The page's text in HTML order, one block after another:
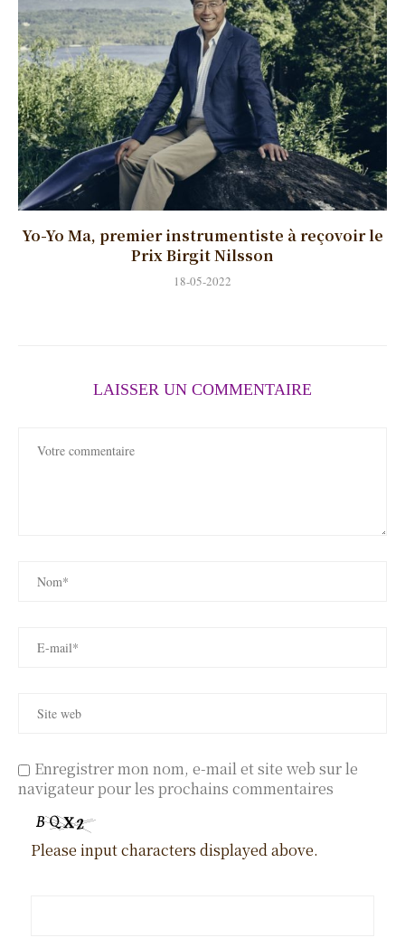
Yo-Yo Ma, premier instrumentiste à reçovoir le
Prix Birgit Nilsson
18-05-2022
LAISSER UN COMMENTAIRE
Enregistrer mon nom, e-mail et site web sur le
navigateur pour les prochains commentaires
Please input characters displayed above.